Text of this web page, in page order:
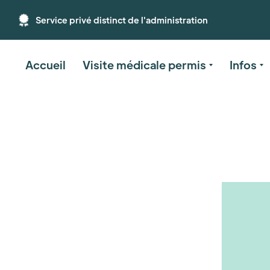
Service privé distinct de l'administration
Accueil Visite médicale permis Infos